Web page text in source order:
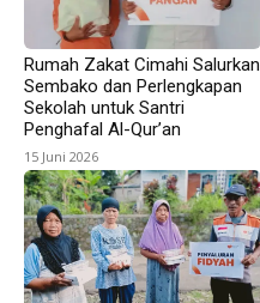
Rumah Zakat Cimahi Salurkan
Sembako dan Perlengkapan
Sekolah untuk Santri
Penghafal Al-Qur’an
15 Juni 2026